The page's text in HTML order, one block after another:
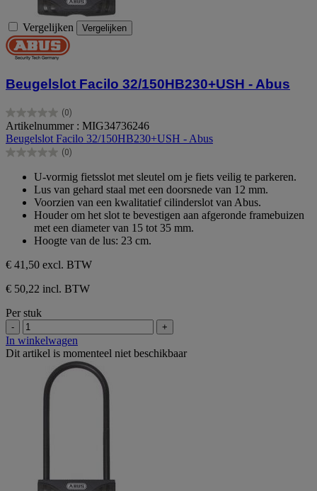
Vergelijken Vergelijken
Beugelslot Facilo 32/150HB230+USH - Abus
(0)
0.0
van
de
5
Artikelnummer : MIG34736246
Beugelslot Facilo 32/150HB230+USH - Abus
(0)
0.0
sterren.
U-vormig fietsslot met sleutel om je fiets veilig te parkeren.
Lus van gehard staal met een doorsnede van 12 mm.
Voorzien van een kwalitatief cilinderslot van Abus.
Houder om het slot te bevestigen aan afgeronde framebuizen
met een diameter van 15 tot 35 mm.
Hoogte van de lus: 23 cm.
€ 41,50 excl. BTW
€ 50,22 incl. BTW
Per stuk
- +
In winkelwagen
Dit artikel is momenteel niet beschikbaar